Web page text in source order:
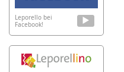
Leporello bei
Facebook!